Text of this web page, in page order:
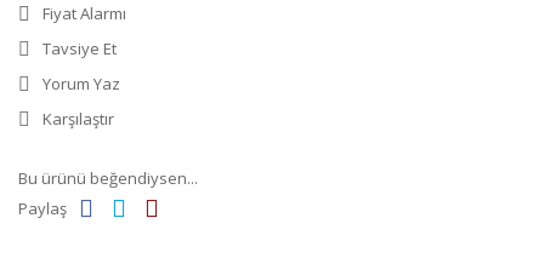
Fiyat Alarmı
Tavsiye Et
Yorum Yaz
Karşılaştır
Bu ürünü beğendiysen...
Paylaş